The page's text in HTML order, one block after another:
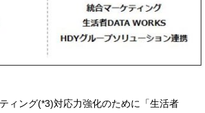
ィング(*3)対応力強化のために「生活者